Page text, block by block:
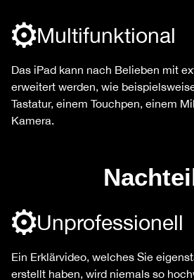
Multifunktional
Das iPad kann nach Belieben mit
erweitert werden, wie
Tastatur, einem Touchpen, einem
Kamera.
Unprofessionell
Ein Erklärvideo, welches Sie
erstellt haben, wird niemals so